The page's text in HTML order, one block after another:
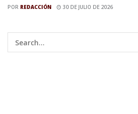
POR REDACCIÓN 30 DE JULIO DE 2026